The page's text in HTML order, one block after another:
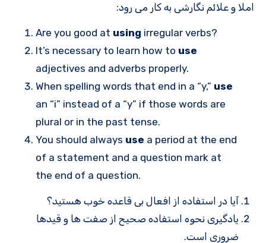
املا و علائم نگارشی به کار می رود:
Are you good at using irregular verbs?
It’s necessary to learn how to use
adjectives and adverbs properly.
When spelling words that end in a “y,” use
an “i” instead of a “y” if those words are
plural or in the past tense.
You should always use a period at the end
of a statement and a question mark at
the end of a question.
آیا در استفاده از افعال بی قاعده خوب هستید؟
یادگیری نحوه استفاده صحیح از صفت ها و قیدها
ضروری است.